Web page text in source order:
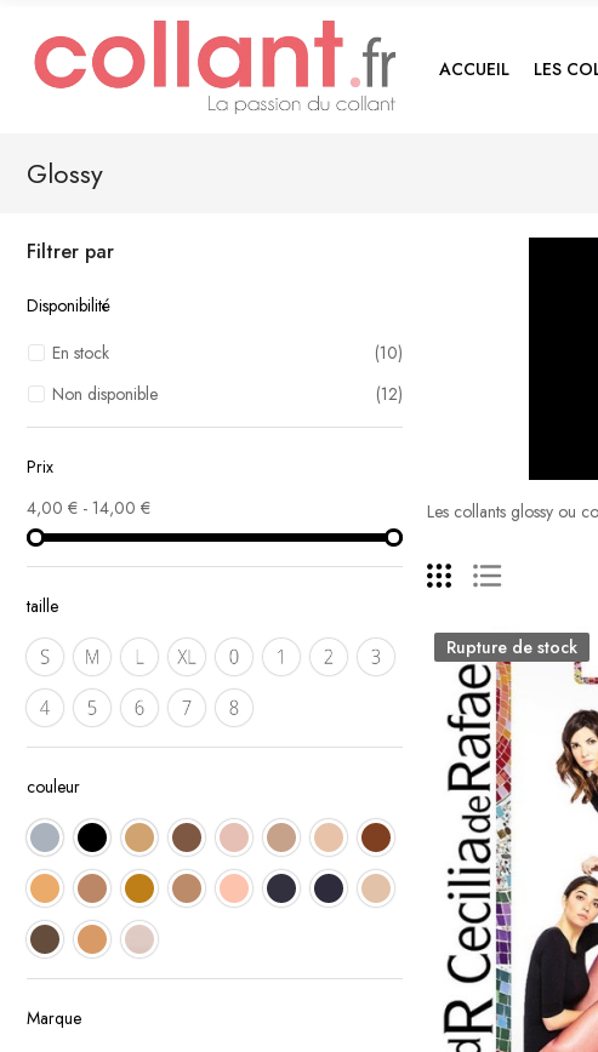
ACCUEIL LES
Glossy
Filtrer par
Disponibilité
En stock
(10)
Non disponible
(12)
Prix
4,00 € - 14,00 €
taille
couleur
Marque
Les collants glossy ou
Rupture de stock